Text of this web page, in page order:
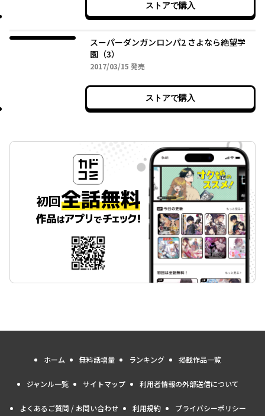
ストアで購入
スーパーダンガンロンパ2 さよなら絶望学
園（3）
2017/03/15 2017年03月15日
発売
ストアで購入
ホーム 無料話増量 ランキング 掲載作品一覧
ジャンル一覧 サイトマップ 利用者情報の外部送信について
よくあるご質問 / お問い合わせ 利用規約 プライバシーポリシー